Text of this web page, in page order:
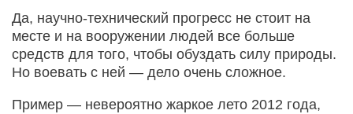
Да, научно-технический прогресс не стоит на
месте и на вооружении людей все больше
средств для того, чтобы обуздать силу природы.
Но воевать с ней — дело очень сложное.
Пример — невероятно жаркое лето 2012 года,